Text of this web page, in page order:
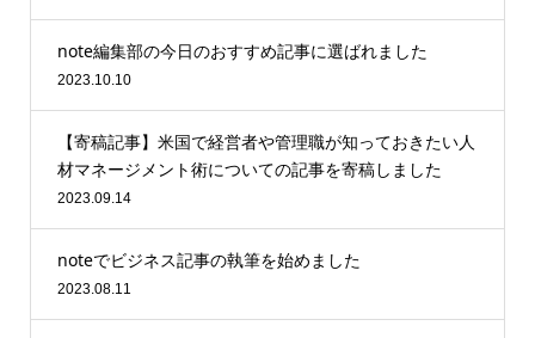
note編集部の今日のおすすめ記事に選ばれました
2023.10.10
【寄稿記事】米国で経営者や管理職が知っておきたい人
材マネージメント術についての記事を寄稿しました
2023.09.14
noteでビジネス記事の執筆を始めました
2023.08.11